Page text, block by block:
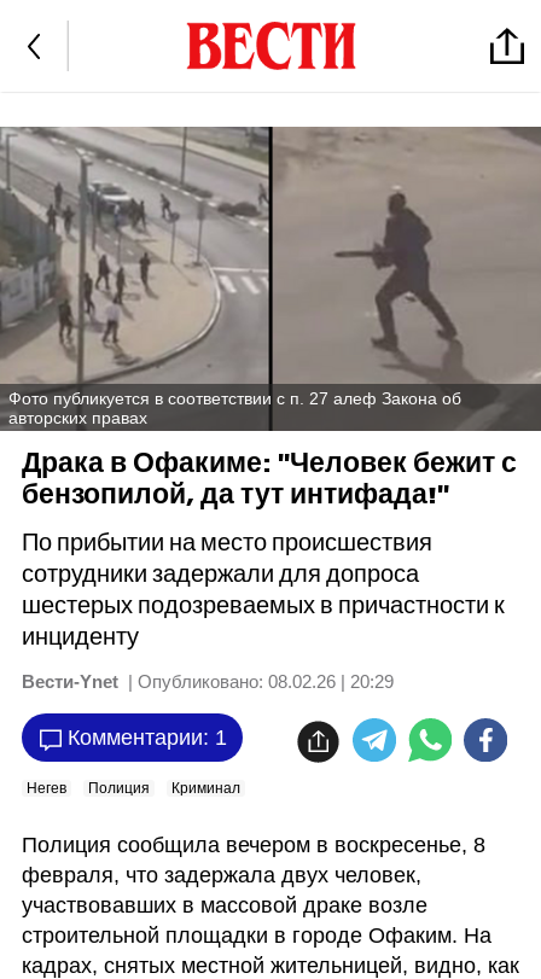
Фото публикуется в соответствии с п. 27 алеф Закона об
авторских правах
Драка в Офакиме: "Человек бежит с
бензопилой, да тут интифада!"
По прибытии на место происшествия
сотрудники задержали для допроса
шестерых подозреваемых в причастности к
инциденту
Вести-Ynet | Опубликовано: 08.02.26 | 20:29
Комментарии: 1
Негев Полиция Криминал
Полиция сообщила вечером в воскресенье, 8
февраля, что задержала двух человек,
участвовавших в массовой драке возле
строительной площадки в городе Офаким. На
кадрах, снятых местной жительницей, видно, как